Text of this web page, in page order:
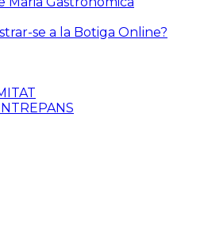
se a la Botiga Online?